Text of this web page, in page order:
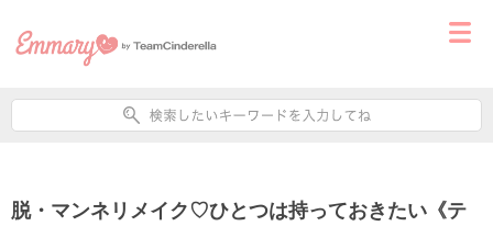
脱・マンネリメイク♡ひとつは持っておきたい《テ